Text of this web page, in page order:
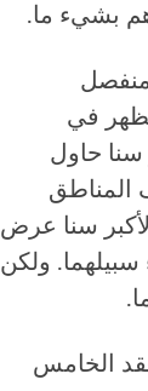
بشيء ما.
منفصل
في
سنا حاول
المناطق
سنا عرض
مقابل إخلاء سبيلهما. ولكن
الخامس